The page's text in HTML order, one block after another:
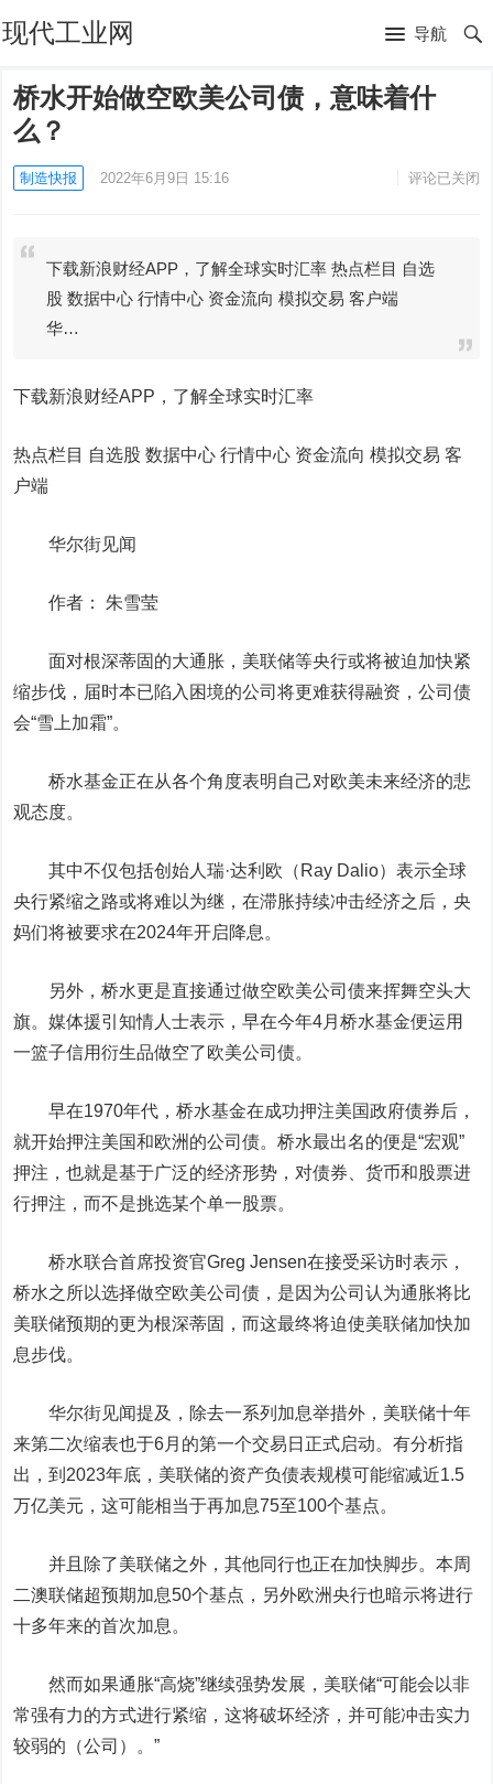
现代工业网 导航
桥水开始做空欧美公司债，意味着什
么？
制造快报 2022年6月9日 15:16 评论已关闭
下载新浪财经APP，了解全球实时汇率 热点栏目 自选
股 数据中心 行情中心 资金流向 模拟交易 客户端
华…
下载新浪财经APP，了解全球实时汇率
热点栏目 自选股 数据中心 行情中心 资金流向 模拟交易 客
户端
华尔街见闻
作者： 朱雪莹
面对根深蒂固的大通胀，美联储等央行或将被迫加快紧
缩步伐，届时本已陷入困境的公司将更难获得融资，公司债
会“雪上加霜”。
桥水基金正在从各个角度表明自己对欧美未来经济的悲
观态度。
其中不仅包括创始人瑞·达利欧（Ray Dalio）表示全球
央行紧缩之路或将难以为继，在滞胀持续冲击经济之后，央
妈们将被要求在2024年开启降息。
另外，桥水更是直接通过做空欧美公司债来挥舞空头大
旗。媒体援引知情人士表示，早在今年4月桥水基金便运用
一篮子信用衍生品做空了欧美公司债。
早在1970年代，桥水基金在成功押注美国政府债券后，
就开始押注美国和欧洲的公司债。桥水最出名的便是“宏观”
押注，也就是基于广泛的经济形势，对债券、货币和股票进
行押注，而不是挑选某个单一股票。
桥水联合首席投资官Greg Jensen在接受采访时表示，
桥水之所以选择做空欧美公司债，是因为公司认为通胀将比
美联储预期的更为根深蒂固，而这最终将迫使美联储加快加
息步伐。
华尔街见闻提及，除去一系列加息举措外，美联储十年
来第二次缩表也于6月的第一个交易日正式启动。有分析指
出，到2023年底，美联储的资产负债表规模可能缩减近1.5
万亿美元，这可能相当于再加息75至100个基点。
并且除了美联储之外，其他同行也正在加快脚步。本周
二澳联储超预期加息50个基点，另外欧洲央行也暗示将进行
十多年来的首次加息。
然而如果通胀“高烧”继续强势发展，美联储“可能会以非
常强有力的方式进行紧缩，这将破坏经济，并可能冲击实力
较弱的（公司）。”